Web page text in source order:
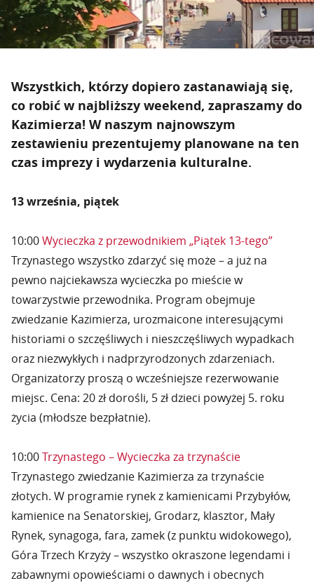
Wszystkich, którzy dopiero zastanawiają się,
co robić w najbliższy weekend, zapraszamy do
Kazimierza! W naszym najnowszym
zestawieniu prezentujemy planowane na ten
czas imprezy i wydarzenia kulturalne.
13 września, piątek
10:00Wycieczka z przewodnikiem „Piątek 13-tego”
Trzynastego wszystko zdarzyć się może – a już na
pewno najciekawsza wycieczka po mieście w
towarzystwie przewodnika. Program obejmuje
zwiedzanie Kazimierza, urozmaicone interesującymi
historiami o szczęśliwych i nieszczęśliwych wypadkach
oraz niezwykłych i nadprzyrodzonych zdarzeniach.
Organizatorzy proszą o wcześniejsze rezerwowanie
miejsc. Cena: 20 zł dorośli, 5 zł dzieci powyżej 5. roku
życia (młodsze bezpłatnie).
10:00Trzynastego – Wycieczka za trzynaście
Trzynastego zwiedzanie Kazimierza za trzynaście
złotych. W programie rynek z kamienicami Przybyłów,
kamienice na Senatorskiej, Grodarz, klasztor, Mały
Rynek, synagoga, fara, zamek (z punktu widokowego),
Góra Trzech Krzyży – wszystko okraszone legendami i
zabawnymi opowieściami o dawnych i obecnych